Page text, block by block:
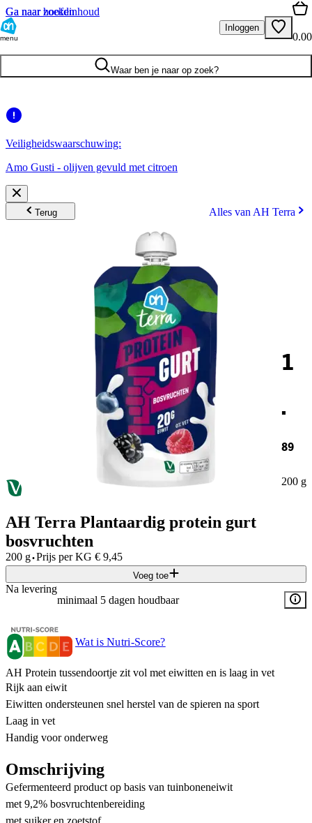
Ga naar hoofdinhoud
Ga naar zoeken
menu
Inloggen
0.00
Waar ben je naar op zoek?
Veiligheidswaarschuwing:
Amo Gusti - olijven gevuld met citroen
Terug Alles van AH Terra
1
.
89
200 g
AH Terra Plantaardig protein gurt
bosvruchten
200 g·Prijs per KG € 9,45
Voeg toe
Na levering
minimaal 5 dagen houdbaar
Wat is Nutri-Score?
AH Protein tussendoortje zit vol met eiwitten en is laag in vet
Rijk aan eiwit
Eiwitten ondersteunen snel herstel van de spieren na sport
Laag in vet
Handig voor onderweg
Omschrijving
Gefermenteerd product op basis van tuinboneneiwit
met 9,2% bosvruchtenbereiding
met suiker en zoetstof